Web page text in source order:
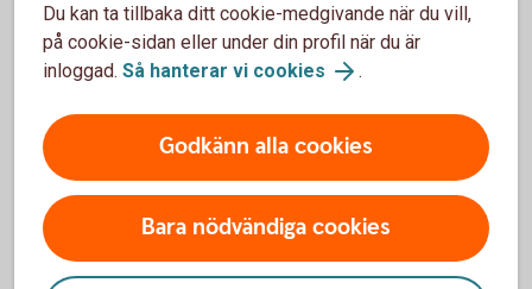
Vad gäller för övriga noterade amerikanska
aktier, utöver de cirka 800?
Vem kan handla?
När ska aktierna betalas?
När kan man lägga order?
Du kan ta tillbaka ditt cookie-medgivande när du vill,
på cookie-sidan eller under din profil när du är
inloggad. Så hanterar vi cookies .
Godkänn alla cookies
Bara nödvändiga cookies